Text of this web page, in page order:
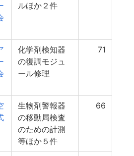
ルほか２件
化学剤検知器
の復調モジュ
ール修理
71
生物剤警報器
の移動局検査
のための計測
等ほか５件
66